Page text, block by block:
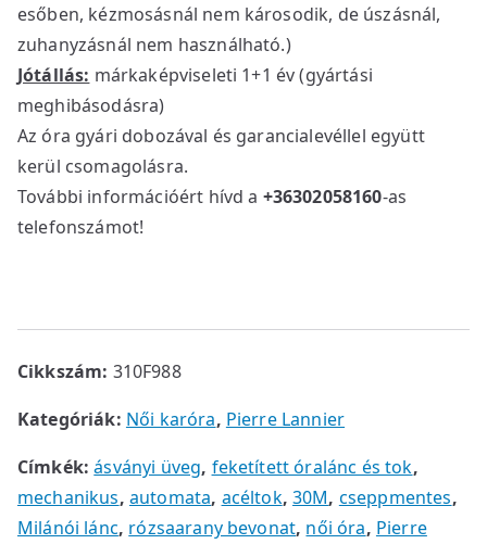
esőben, kézmosásnál nem károsodik, de úszásnál,
zuhanyzásnál nem használható.)
Jótállás: márkaképviseleti 1+1 év (gyártási
meghibásodásra)
Az óra gyári dobozával és garancialevéllel együtt
kerül csomagolásra.
További információért hívd a +36302058160-as
telefonszámot!
Cikkszám: 310F988
Kategóriák: Női karóra, Pierre Lannier
Címkék:ásványi üveg, feketített óralánc és tok,
mechanikus, automata, acéltok, 30M, cseppmentes,
Milánói lánc, rózsaarany bevonat, női óra, Pierre